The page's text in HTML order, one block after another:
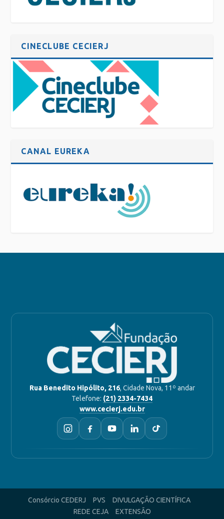
CINECLUBE CECIERJ
CANAL EUREKA
Rua Benedito Hipólito, 216, Cidade Nova, 11º andar
Telefone: (21) 2334-7434
www.cecierj.edu.br
Consórcio CEDERJ PVS
DIVULGAÇÃO CIENTÍFICA
REDE CEJA
EXTENSÃO